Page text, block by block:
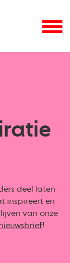
deel laten
inspireert en
van onze
!